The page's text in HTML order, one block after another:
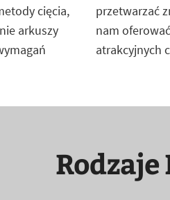
cięcia,
arkuszy
przetwarzać
nam
atrakcyjnych